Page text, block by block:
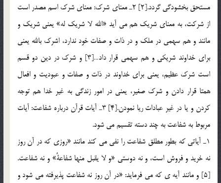
مستحق بخشودگي گردد.[2] 2ـ معناي شرك: معناي شرك اسم مصدر است
از شركت، به معناي شريك هم مي آيد «الله لا شريك له» يعني شريك و
مانند و هم سهمي در ملك و در ذات و صفات خود ندارد، اشرك بالله يعني
براي خداوند شريكي و هم سهمي قرار داد…[3] و شرك در دين دو قسم
است شرك عظيم، يعني براي خداوند در ذات و صفات و عبوديت و افعال
همتا قرار دادن و شرك صغير، يعني در امور زندگي به غير خدا هم توجه
كردن و يا در غير عبادات ريا نمودن.[4] 3ـ آيات قرآن درباره شفاعت: آيات
مربوط به شفاعت به چند دسته تقسيم مي شود.
1ـ آياتي كه بطور مطلق شفاعت را نفي مي كند مانند «روزي كه در آن روز
نه خريد و فروش است، و نه دوستي «و لا يقبل منها شفاعةٌ» و نه شفاعت.
[5] و مانند آيه ي كه مي فرمايد: «در آن روز نه شفاعت پذيرفته مي شود و